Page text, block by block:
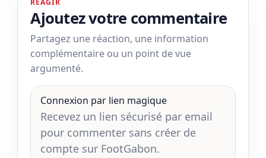
RÉAGIR
Ajoutez votre commentaire
Partagez une réaction, une information
complémentaire ou un point de vue
argumenté.
Connexion par lien magique
Recevez un lien sécurisé par email
pour commenter sans créer de
compte sur FootGabon.